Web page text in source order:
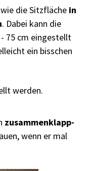
die Sitzfläche in
. Dabei kann die
75 cm eingestellt
ein bisschen
werden.
zusammenklapp-
wenn er mal